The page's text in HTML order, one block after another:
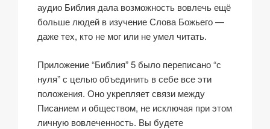
аудио Библия дала возможность вовлечь ещё
больше людей в изучение Слова Божьего —
даже тех, кто не мог или не умел читать.
Приложение “Библия” 5 было переписано “с
нуля” с целью объединить в себе все эти
положения. Оно укрепляет связи между
Писанием и обществом, не исключая при этом
личную вовлеченность. Вы будете